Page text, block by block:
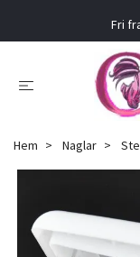
Fri
Hem Naglar